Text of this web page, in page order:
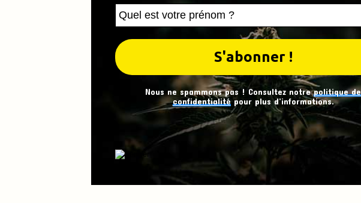
Nous ne spammons pas ! Consultez notrepolitique de
confidentialitépour plus d’informations.